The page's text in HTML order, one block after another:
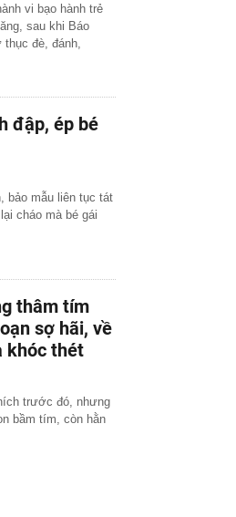
vi bạo hành trẻ
sau khi Báo
đè, đánh,
đập, ép bé
bảo mẫu liên tục tát
cháo mà bé gái
thâm tím
sợ hãi, về
khóc thét
trước đó, nhưng
bầm tím, còn hằn